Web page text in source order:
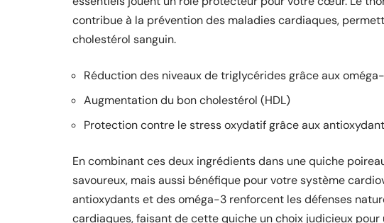
contribue à la prévention des maladies cardiaques,
cholestérol sanguin.
Réduction des niveaux de triglycérides grâce aux
Augmentation du bon cholestérol (HDL)
Protection contre le stress oxydatif grâce aux
En combinant ces deux ingrédients dans une quiche
savoureux, mais aussi bénéfique pour votre système
antioxydants et des oméga-3 renforcent les défenses
cardiaques, faisant de cette quiche un choix judicieux